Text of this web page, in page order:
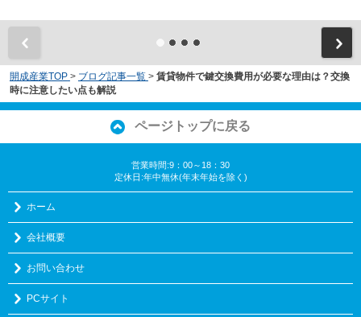
開成産業TOP > ブログ記事一覧 > 賃貸物件で鍵交換費用が必要な理由は？交換
時に注意したい点も解説
ページトップに戻る
営業時間:9：00～18：30
定休日:年中無休(年末年始を除く)
ホーム
会社概要
お問い合わせ
PCサイト